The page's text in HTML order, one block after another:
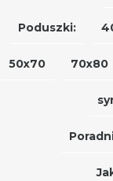
Poduszki:
50x70 70x80